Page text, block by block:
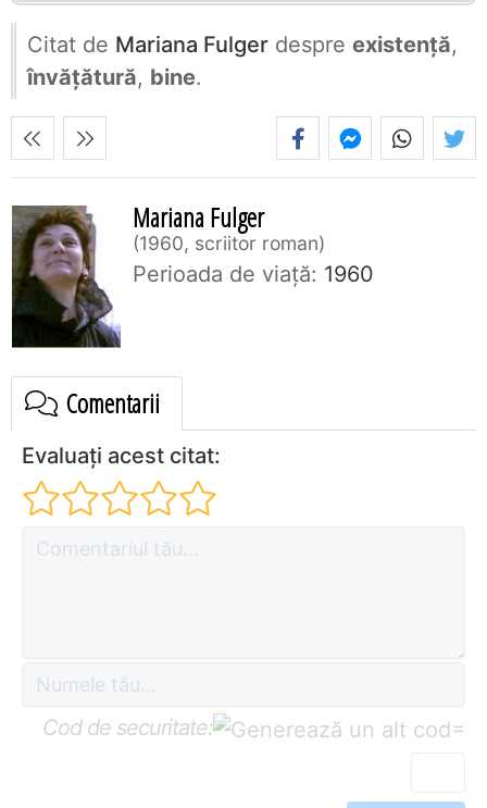
Citat de Mariana Fulger despre existență,
învățătură, bine.
Mariana Fulger
1960, scriitor roman
Perioada de viaţă: 1960
Comentarii
Evaluați acest citat:
Cod de securitate: =